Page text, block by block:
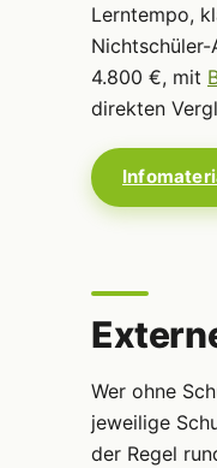
Lerntempo,
4.800 €, mit
direkten
Wer ohne
jeweilige
der Regel